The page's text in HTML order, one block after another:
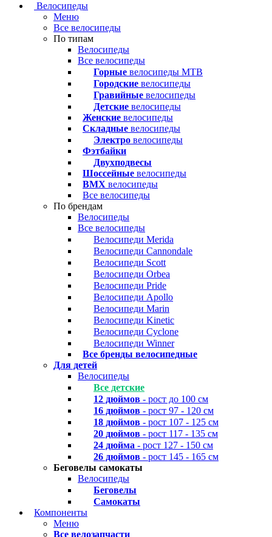
Велосипеды
Меню
Все велосипеды
По типам
Велосипеды
Все велосипеды
Горные велосипеды MTB
Городские велосипеды
Гравийные велосипеды
Детские велосипеды
Женские велосипеды
Складные велосипеды
Электро велосипеды
Фэтбайки
Двухподвесы
Шоссейные велосипеды
BMX велосипеды
Все велосипеды
По брендам
Велосипеды
Все велосипеды
Велосипеди Merida
Велосипеди Cannondale
Велосипеди Scott
Велосипеди Orbea
Велосипеди Pride
Велосипеди Apollo
Велосипеди Marin
Велосипеди Kinetic
Велосипеди Cyclone
Велосипеди Winner
Все бренды велосипедные
Для детей
Велосипеды
Все детские
12 дюймов - рост до 100 см
16 дюймов - рост 97 - 120 см
18 дюймов - рост 107 - 125 см
20 дюймов - рост 117 - 135 см
24 дюйма - рост 127 - 150 см
26 дюймов - рост 145 - 165 см
Беговелы самокаты
Велосипеды
Беговелы
Самокаты
Компоненты
Меню
Все велозапчасти